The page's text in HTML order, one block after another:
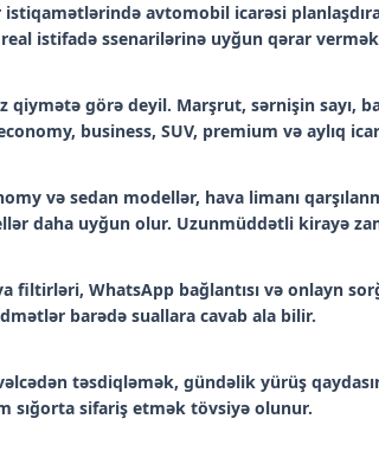
istiqamətlərində avtomobil icarəsi
istifadə ssenarilərinə uyğun qərar
görə deyil. Marşrut, sərnişin sayı,
business, SUV, premium və aylıq
və sedan modellər, hava limanı
daha uyğun olur. Uzunmüddətli kirayə
filtirləri, WhatsApp bağlantısı və onlayn
barədə suallara cavab ala bilir.
təsdiqləmək, gündəlik yürüş
sığorta sifariş etmək tövsiyə olunur.